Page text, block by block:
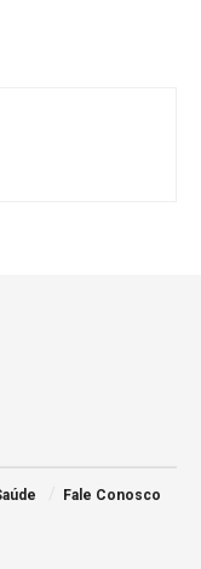
Fale Conosco